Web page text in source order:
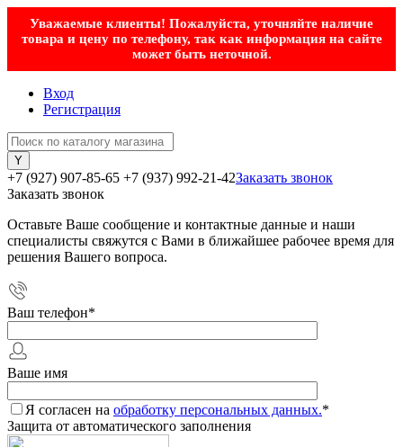
Уважаемые клиенты! Пожалуйста, уточняйте наличие
товара и цену по телефону, так как информация на сайте
может быть неточной.
Вход
Регистрация
+7 (927) 907-85-65 +7 (937) 992-21-42Заказать звонок
Заказать звонок
Оставьте Ваше сообщение и контактные данные и наши
специалисты свяжутся с Вами в ближайшее рабочее время для
решения Вашего вопроса.
Ваш телефон*
Ваше имя
Я согласен на обработку персональных данных.*
Защита от автоматического заполнения